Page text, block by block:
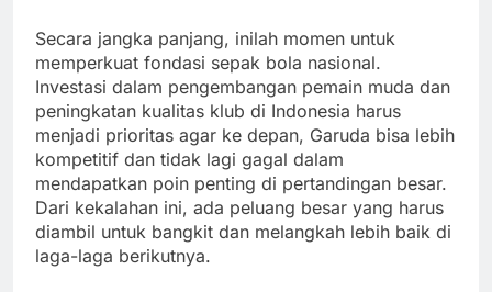
Secara jangka panjang, inilah momen untuk
memperkuat fondasi sepak bola nasional.
Investasi dalam pengembangan pemain muda dan
peningkatan kualitas klub di Indonesia harus
menjadi prioritas agar ke depan, Garuda bisa lebih
kompetitif dan tidak lagi gagal dalam
mendapatkan poin penting di pertandingan besar.
Dari kekalahan ini, ada peluang besar yang harus
diambil untuk bangkit dan melangkah lebih baik di
laga-laga berikutnya.